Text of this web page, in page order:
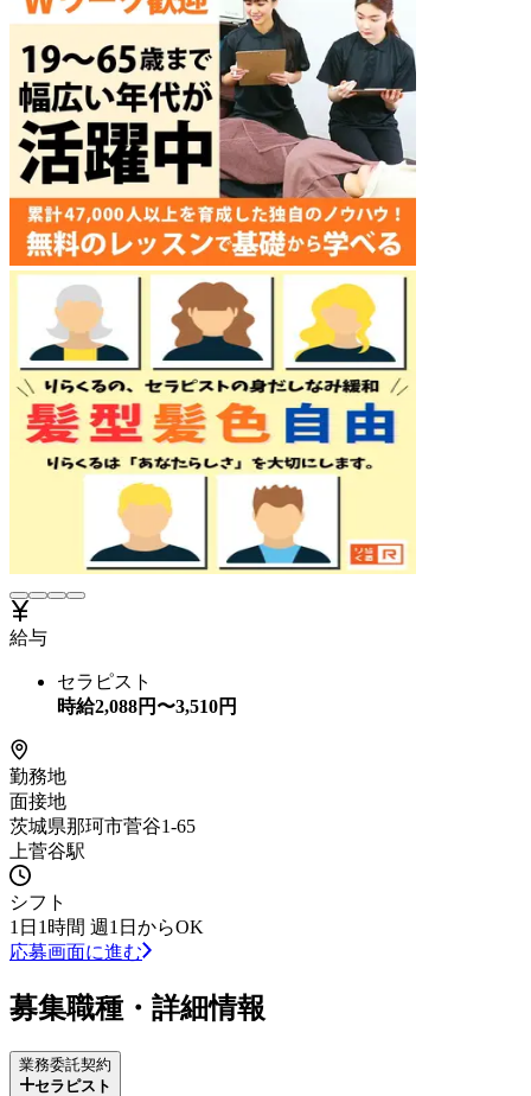
給与
セラピスト
時給2,088円〜3,510円
勤務地
面接地
茨城県那珂市菅谷1-65
上菅谷駅
シフト
1日1時間 週1日からOK
応募画面に進む
募集職種・詳細情報
業務委託契約
セラピスト